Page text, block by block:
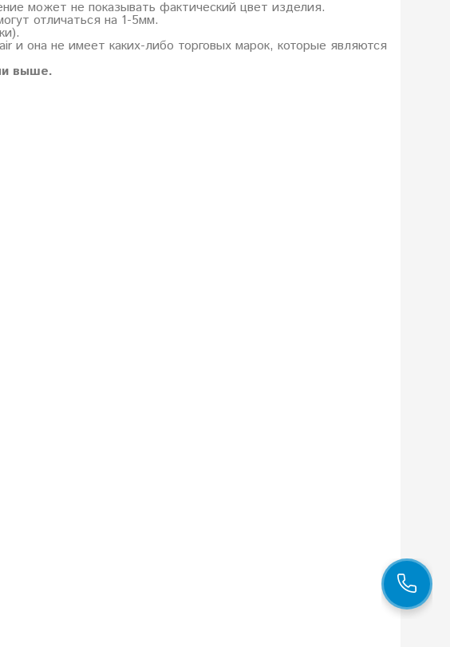
может не показывать фактический цвет изделия.
отличаться на 1-5мм.
и она не имеет каких-либо торговых марок, которые являются
выше.